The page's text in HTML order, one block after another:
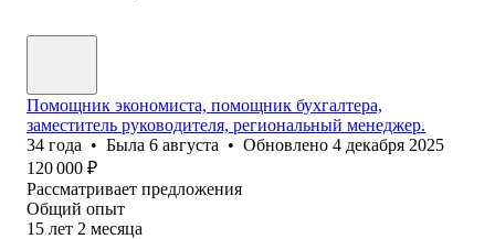
Помощник экономиста, помощник бухгалтера,
заместитель руководителя, региональный менеджер.
34 года • Была 6 августа • Обновлено 4 декабря 2025
120 000 ₽
Рассматривает предложения
Общий опыт
15 лет 2 месяца